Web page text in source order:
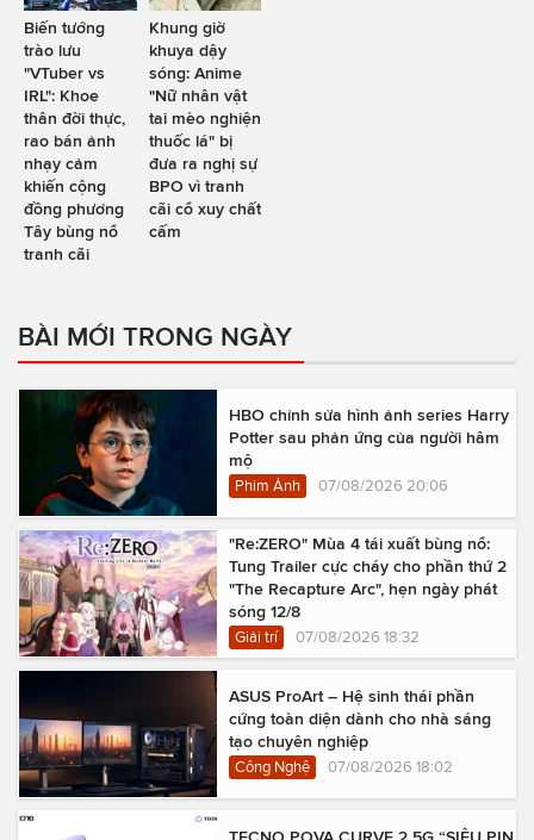
Biến tướng
trào lưu
"VTuber vs
IRL": Khoe
thân đời thực,
rao bán ảnh
nhạy cảm
khiến cộng
đồng phương
Tây bùng nổ
tranh cãi
Khung giờ
khuya dậy
sóng: Anime
"Nữ nhân vật
tai mèo nghiện
thuốc lá" bị
đưa ra nghị sự
BPO vì tranh
cãi cổ xuy chất
cấm
BÀI MỚI TRONG NGÀY
HBO chỉnh sửa hình ảnh series Harry
Potter sau phản ứng của người hâm
mộ
Phim Ảnh 07/08/2026 20:06
"Re:ZERO" Mùa 4 tái xuất bùng nổ:
Tung Trailer cực cháy cho phần thứ 2
"The Recapture Arc", hẹn ngày phát
sóng 12/8
Giải trí 07/08/2026 18:32
ASUS ProArt – Hệ sinh thái phần
cứng toàn diện dành cho nhà sáng
tạo chuyên nghiệp
Công Nghệ 07/08/2026 18:02